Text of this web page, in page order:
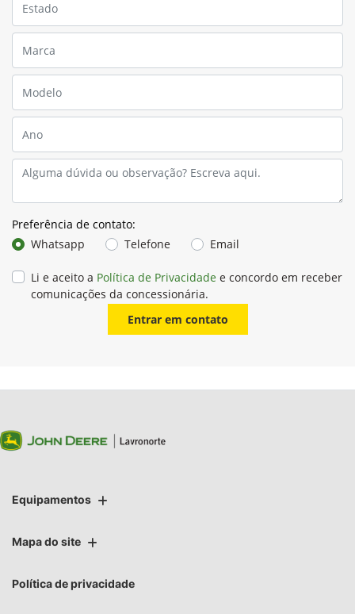
Preferência de contato:
Whatsapp
Telefone Email
Li e aceito a Política de Privacidade e concordo em receber
comunicações da concessionária.
Entrar em contato
Equipamentos
Mapa do site
Política de privacidade